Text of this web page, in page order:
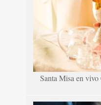
Santa Misa en